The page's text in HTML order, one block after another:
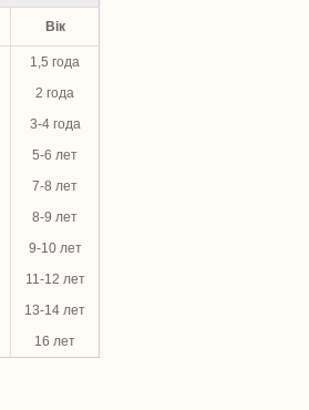
Вік
1,5 года
2 года
3-4 года
5-6 лет
7-8 лет
8-9 лет
9-10 лет
11-12 лет
13-14 лет
16 лет